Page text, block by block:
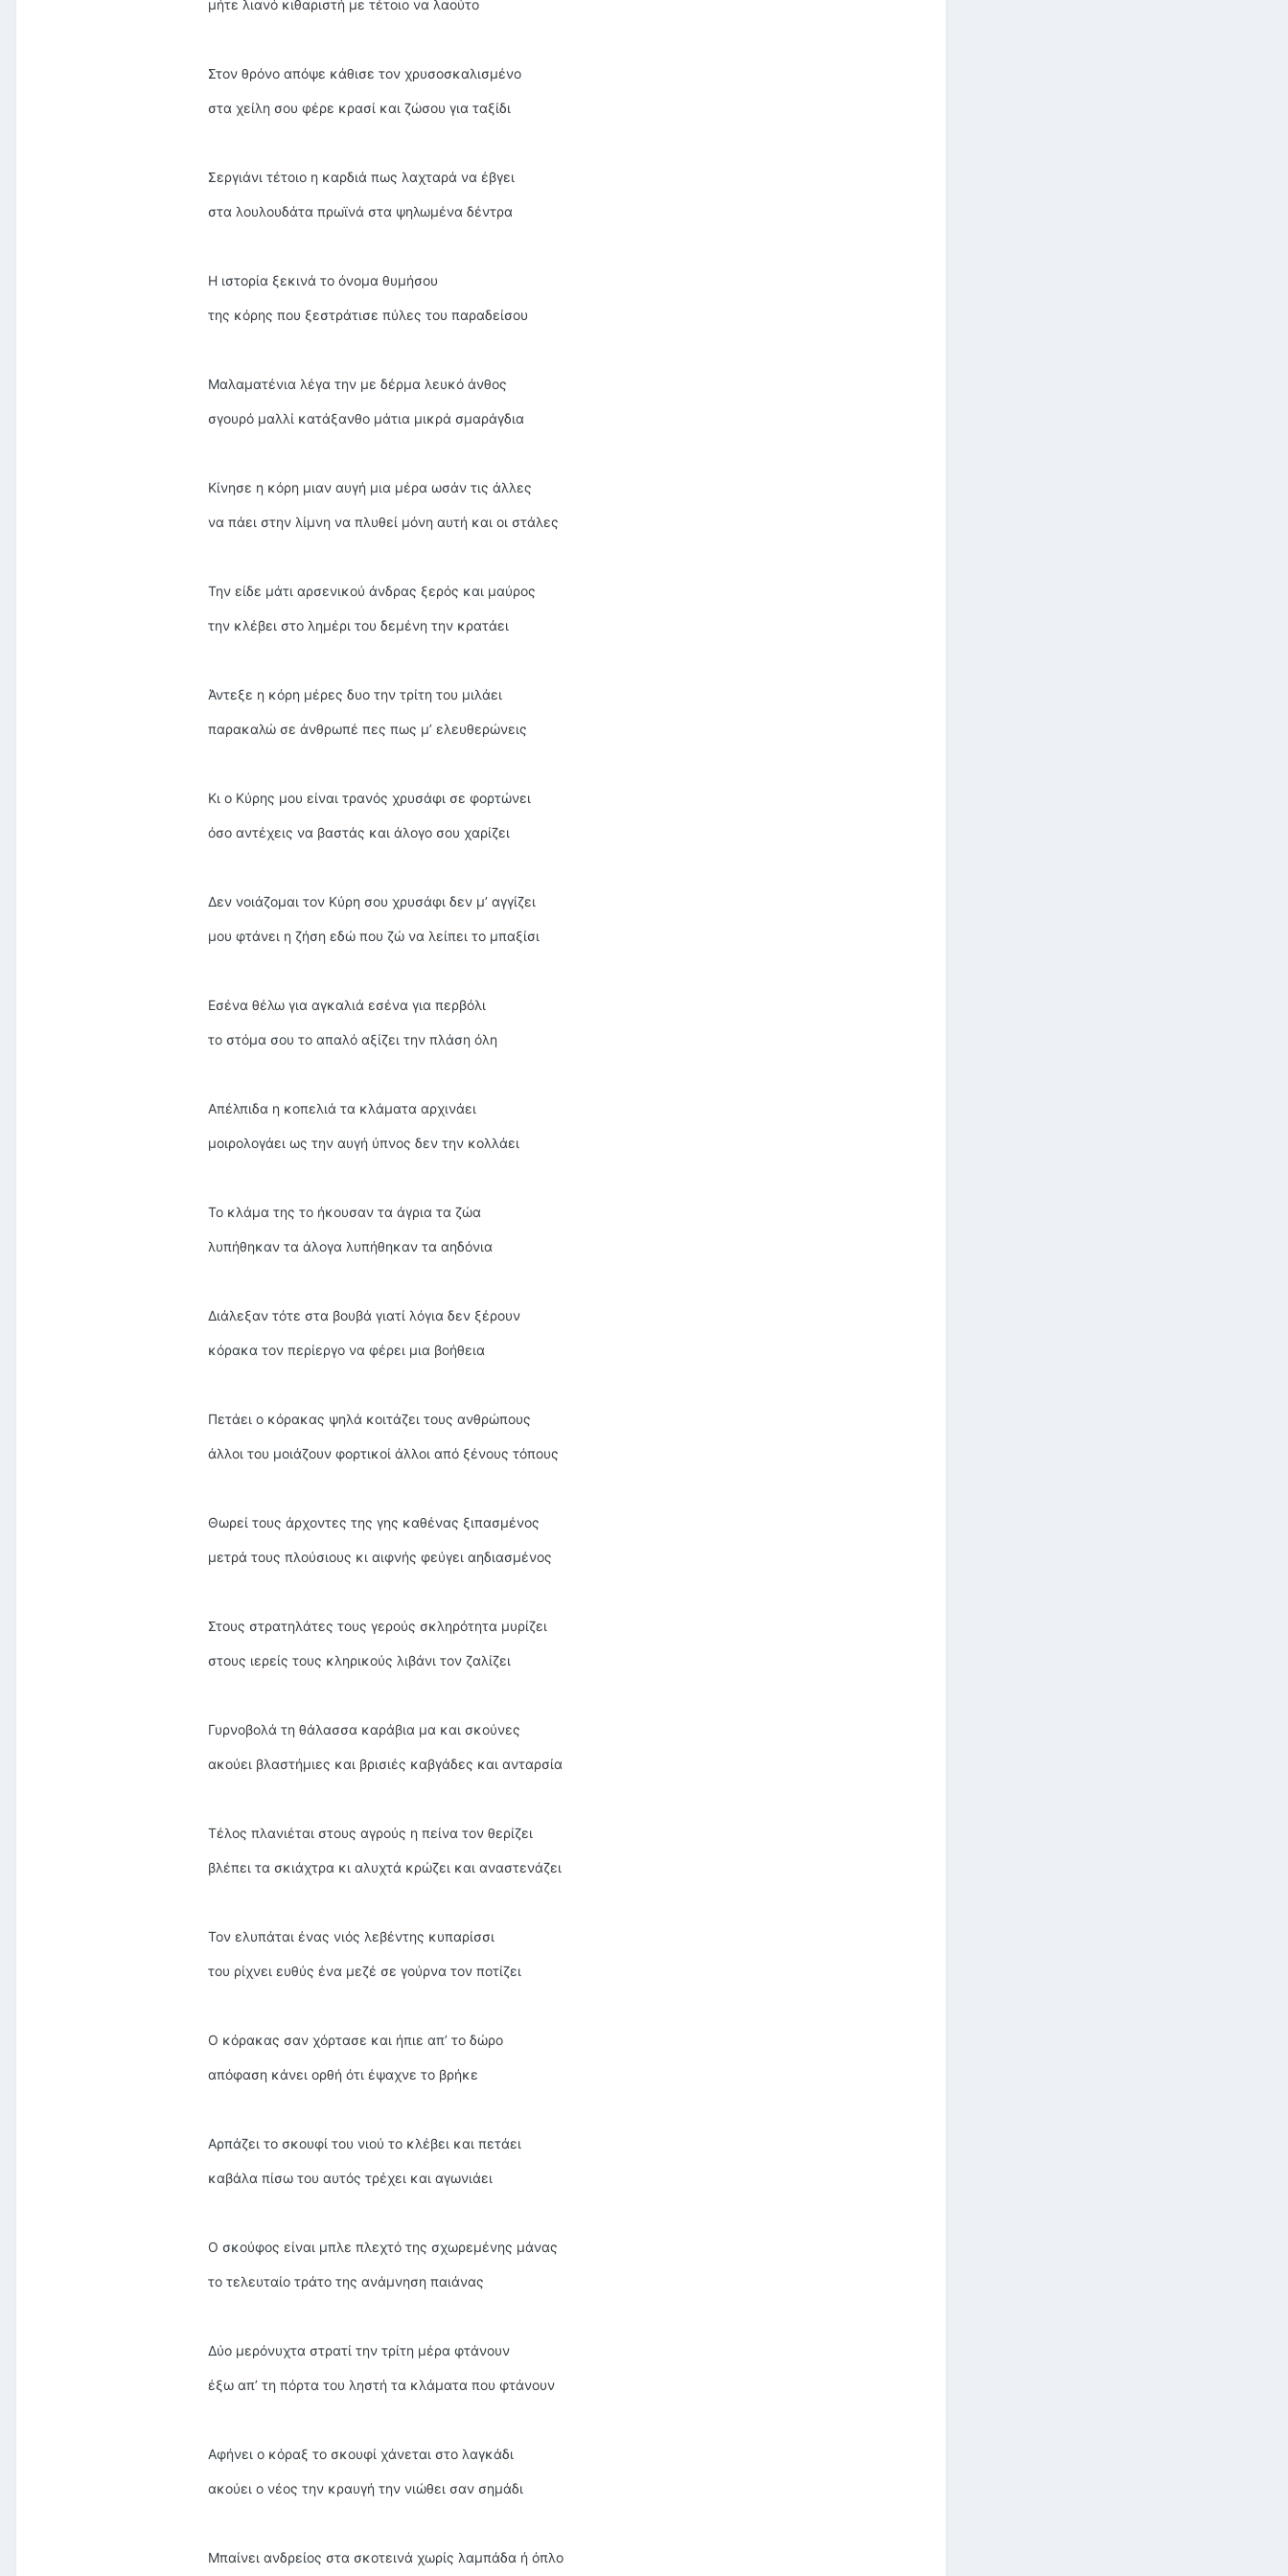
μήτε λιανό κιθαριστή με τέτοιο να λαούτο
Στον θρόνο απόψε κάθισε τον χρυσοσκαλισμένο
στα χείλη σου φέρε κρασί και ζώσου για ταξίδι
Σεργιάνι τέτοιο η καρδιά πως λαχταρά να έβγει
στα λουλουδάτα πρωϊνά στα ψηλωμένα δέντρα
Η ιστορία ξεκινά το όνομα θυμήσου
της κόρης που ξεστράτισε πύλες του παραδείσου
Μαλαματένια λέγα την με δέρμα λευκό άνθος
σγουρό μαλλί κατάξανθο μάτια μικρά σμαράγδια
Κίνησε η κόρη μιαν αυγή μια μέρα ωσάν τις άλλες
να πάει στην λίμνη να πλυθεί μόνη αυτή και οι στάλες
Την είδε μάτι αρσενικού άνδρας ξερός και μαύρος
την κλέβει στο λημέρι του δεμένη την κρατάει
Άντεξε η κόρη μέρες δυο την τρίτη του μιλάει
παρακαλώ σε άνθρωπέ πες πως μ’ ελευθερώνεις
Κι ο Κύρης μου είναι τρανός χρυσάφι σε φορτώνει
όσο αντέχεις να βαστάς και άλογο σου χαρίζει
Δεν νοιάζομαι τον Κύρη σου χρυσάφι δεν μ’ αγγίζει
μου φτάνει η ζήση εδώ που ζώ να λείπει το μπαξίσι
Εσένα θέλω για αγκαλιά εσένα για περβόλι
το στόμα σου το απαλό αξίζει την πλάση όλη
Απέλπιδα η κοπελιά τα κλάματα αρχινάει
μοιρολογάει ως την αυγή ύπνος δεν την κολλάει
Το κλάμα της το ήκουσαν τα άγρια τα ζώα
λυπήθηκαν τα άλογα λυπήθηκαν τα αηδόνια
Διάλεξαν τότε στα βουβά γιατί λόγια δεν ξέρουν
κόρακα τον περίεργο να φέρει μια βοήθεια
Πετάει ο κόρακας ψηλά κοιτάζει τους ανθρώπους
άλλοι του μοιάζουν φορτικοί άλλοι από ξένους τόπους
Θωρεί τους άρχοντες της γης καθένας ξιπασμένος
μετρά τους πλούσιους κι αιφνής φεύγει αηδιασμένος
Στους στρατηλάτες τους γερούς σκληρότητα μυρίζει
στους ιερείς τους κληρικούς λιβάνι τον ζαλίζει
Γυρνοβολά τη θάλασσα καράβια μα και σκούνες
ακούει βλαστήμιες και βρισιές καβγάδες και ανταρσία
Τέλος πλανιέται στους αγρούς η πείνα τον θερίζει
βλέπει τα σκιάχτρα κι αλυχτά κρώζει και αναστενάζει
Τον ελυπάται ένας νιός λεβέντης κυπαρίσσι
του ρίχνει ευθύς ένα μεζέ σε γούρνα τον ποτίζει
Ο κόρακας σαν χόρτασε και ήπιε απ’ το δώρο
απόφαση κάνει ορθή ότι έψαχνε το βρήκε
Αρπάζει το σκουφί του νιού το κλέβει και πετάει
καβάλα πίσω του αυτός τρέχει και αγωνιάει
Ο σκούφος είναι μπλε πλεχτό της σχωρεμένης μάνας
το τελευταίο τράτο της ανάμνηση παιάνας
Δύο μερόνυχτα στρατί την τρίτη μέρα φτάνουν
έξω απ’ τη πόρτα του ληστή τα κλάματα που φτάνουν
Αφήνει ο κόραξ το σκουφί χάνεται στο λαγκάδι
ακούει ο νέος την κραυγή την νιώθει σαν σημάδι
Μπαίνει ανδρείος στα σκοτεινά χωρίς λαμπάδα ή όπλο